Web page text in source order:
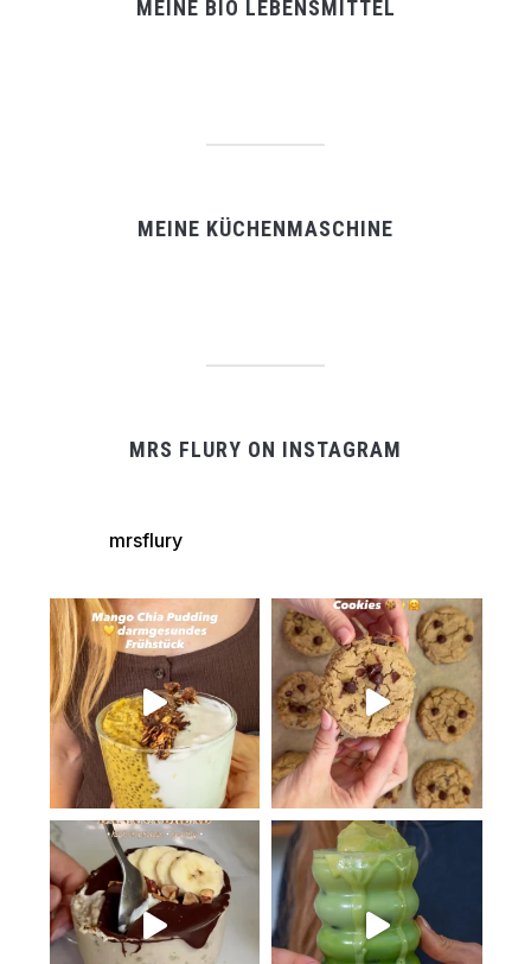
MEINE BIO LEBENSMITTEL
MEINE KÜCHENMASCHINE
MRS FLURY ON INSTAGRAM
mrsflury